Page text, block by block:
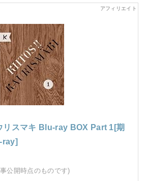
リスマキ Blu-ray BOX Part 1[期
ray]
公開時点のものです)